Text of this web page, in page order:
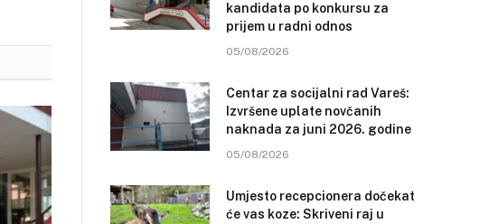
kandidata po konkursu za
prijem u radni odnos
05/08/2026
Centar za socijalni rad Vareš:
Izvršene uplate novčanih
naknada za juni 2026. godine
05/08/2026
Umjesto recepcionera dočekat
će vas koze: Skriveni raj u